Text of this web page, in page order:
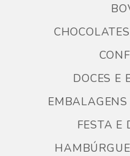
DOCES E
EMBALAGENS
FESTA E